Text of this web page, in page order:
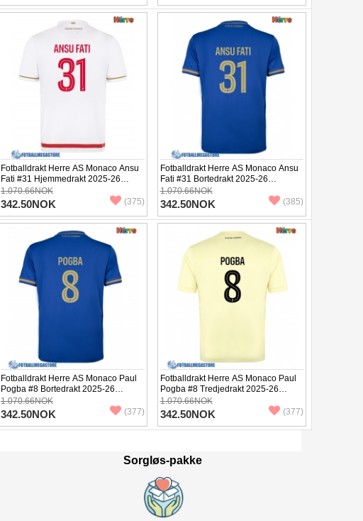
Fotballdrakt Herre AS Monaco Ansu
Fati #31 Hjemmedrakt 2025-26
Kortermet
1.070.66NOK
342.50NOK (375)
Fotballdrakt Herre AS Monaco Ansu
Fati #31 Bortedrakt 2025-26
Kortermet
1.070.66NOK
342.50NOK (385)
Fotballdrakt Herre AS Monaco Paul
Pogba #8 Bortedrakt 2025-26
Kortermet
1.070.66NOK
342.50NOK (377)
Fotballdrakt Herre AS Monaco Paul
Pogba #8 Tredjedrakt 2025-26
Kortermet
1.070.66NOK
342.50NOK (377)
Sorgløs-pakke